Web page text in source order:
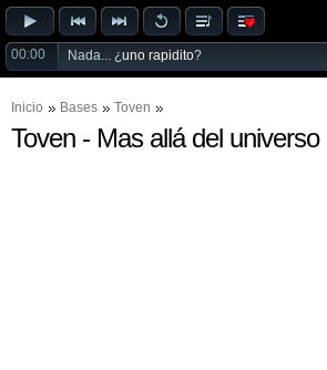
00:00 Nada... ¿uno rapidito?
Inicio Bases Toven
Toven - Mas allá del universo